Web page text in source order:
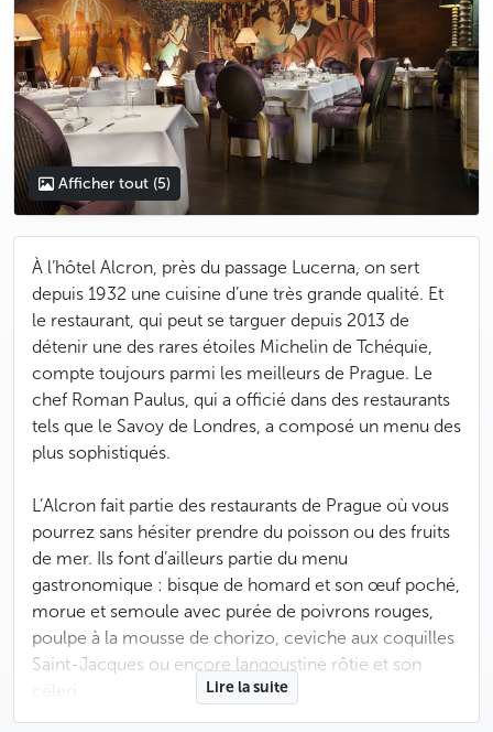
Afficher tout (5)
À l’hôtel Alcron, près du passage Lucerna, on sert
depuis 1932 une cuisine d’une très grande qualité. Et
le restaurant, qui peut se targuer depuis 2013 de
détenir une des rares étoiles Michelin de Tchéquie,
compte toujours parmi les meilleurs de Prague. Le
chef Roman Paulus, qui a officié dans des restaurants
tels que le Savoy de Londres, a composé un menu des
plus sophistiqués.
L’Alcron fait partie des restaurants de Prague où vous
pourrez sans hésiter prendre du poisson ou des fruits
de mer. Ils font d’ailleurs partie du menu
gastronomique : bisque de homard et son œuf poché,
morue et semoule avec purée de poivrons rouges,
poulpe à la mousse de chorizo, ceviche aux coquilles
Saint-Jacques ou encore langoustine rôtie et son
céleri.
Lire la suite